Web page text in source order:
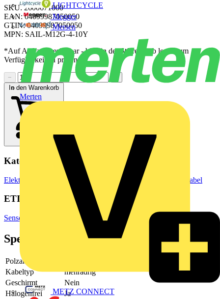
LIGHTCYCLE
Megger
Mersen
Merten
METZ CONNECT
SKU: 2600671000
EAN: 04099987050050
GTIN: 04099987050050
MPN: SAIL-M12G-4-10Y
*Auf Anfrage verfügbar - bitte in den Warenkorb legen, um
Verfügbarkeit zu prüfen
−
In den Warenkorb
Kategorien
Elektrokabel & Leitungen Installationsleitungen & Energiekabel
ETIM Group
Sensoren
Spezifikationen
Polzahl
Kabeltyp
mehradrig
Geschirmt
Nein
Halogenfrei
Ja